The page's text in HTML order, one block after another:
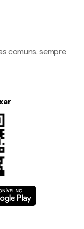
comuns, sempre